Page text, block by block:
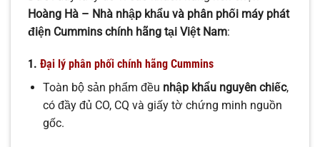
Hoàng Hà – Nhà nhập khẩu và phân phối máy phát
điện Cummins chính hãng tại Việt Nam:
1. Đại lý phân phối chính hãng Cummins
Toàn bộ sản phẩm đều nhập khẩu nguyên chiếc,
có đầy đủ CO, CQ và giấy tờ chứng minh nguồn
gốc.